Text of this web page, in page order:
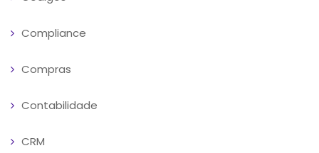
Compliance
Compras
Contabilidade
CRM